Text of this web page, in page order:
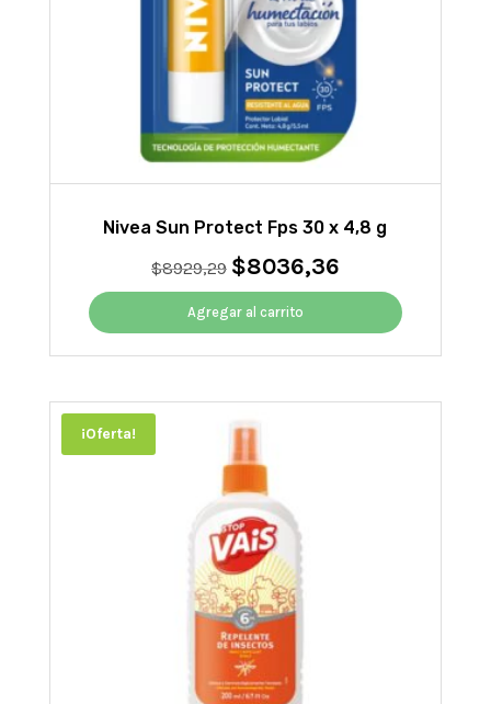
Nivea Sun Protect Fps 30 x 4,8 g
$8929,29 El
precio
original
era:
$8929,29.
$8036,36El
precio
es:
$8036,36.
Agregar al carrito
¡Oferta!